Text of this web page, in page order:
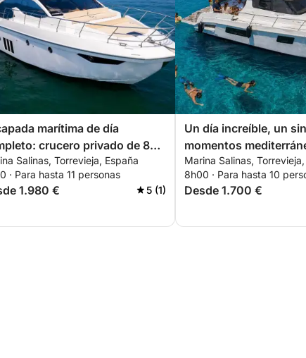
marítima de día
crucero privado de 8
desde Marina Salinas
Salinas, Torrevieja, España
· Para hasta 11 personas
1.980 € 5 (1)
Un día increíble, un
momentos
Marina Salinas,
8h00 · Para hasta 10
Desde 1.700 €